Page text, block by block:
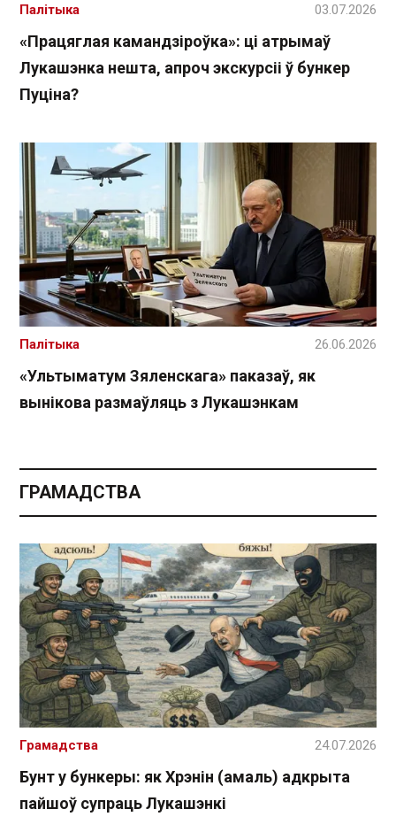
«Працяглая камандзіроўка»: ці атрымаў
Лукашэнка нешта, апроч экскурсіі ў бункер
Пуціна?
Палітыка 03.07.2026
«Ультыматум Зяленскага» паказаў, як
вынікова размаўляць з Лукашэнкам
Палітыка 26.06.2026
ГРАМАДСТВА
Бунт у бункеры: як Хрэнін (амаль) адкрыта
пайшоў супраць Лукашэнкі
Грамадства 24.07.2026